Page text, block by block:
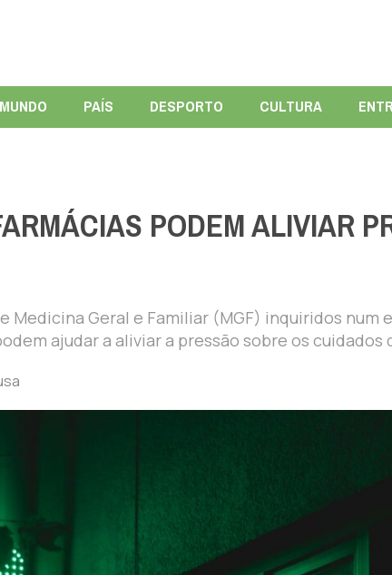
MUNDO PAÍS DESPORTO CULTURA
PODEM ALIVIAR
Medicina Geral e Familiar (MGF) inquiridos num
ajudar a aliviar a pressão sobre os cuidados